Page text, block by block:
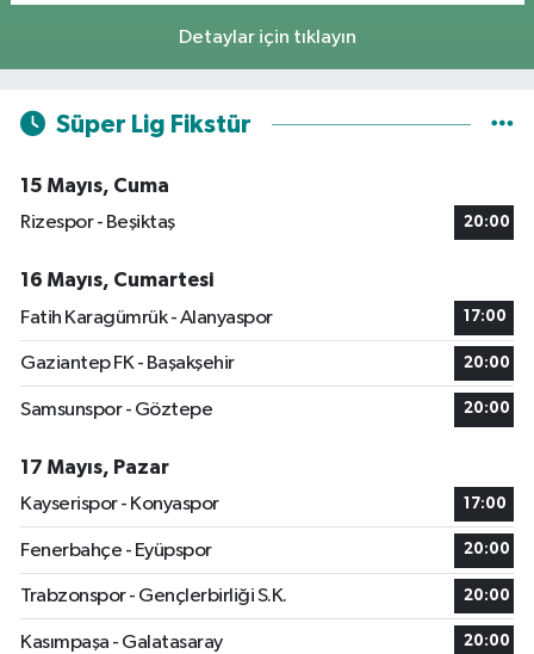
Detaylar için tıklayın
Süper Lig Fikstür
15 Mayıs, Cuma
Rizespor - Beşiktaş
20:00
16 Mayıs, Cumartesi
Fatih Karagümrük - Alanyaspor
17:00
Gaziantep FK - Başakşehir 20:00
Samsunspor - Göztepe 20:00
17 Mayıs, Pazar
Kayserispor - Konyaspor
17:00
Fenerbahçe - Eyüpspor 20:00
Trabzonspor - Gençlerbirliği S.K. 20:00
Kasımpaşa - Galatasaray 20:00